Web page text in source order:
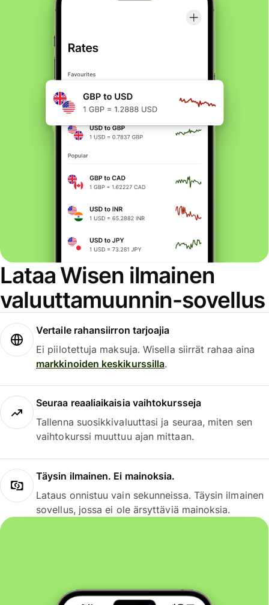
Lataa Wisen ilmainen
valuuttamuunnin-sovellus
Vertaile rahansiirron tarjoajia
Ei piilotettuja maksuja. Wisella siirrät rahaa aina
markkinoiden keskikurssilla.
Seuraa reaaliaikaisia vaihtokursseja
Tallenna suosikkivaluuttasi ja seuraa, miten sen
vaihtokurssi muuttuu ajan mittaan.
Täysin ilmainen. Ei mainoksia.
Lataus onnistuu vain sekunneissa. Täysin ilmainen
sovellus, jossa ei ole ärsyttäviä mainoksia.